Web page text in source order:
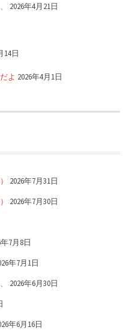
2026年4月21日
14日
よ 2026年4月1日
2026年7月31日
2026年7月30日
年7月8日
年7月1日
2026年6月30日
年6月16日